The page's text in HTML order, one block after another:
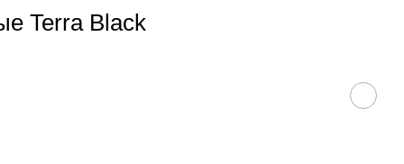
Terra Black